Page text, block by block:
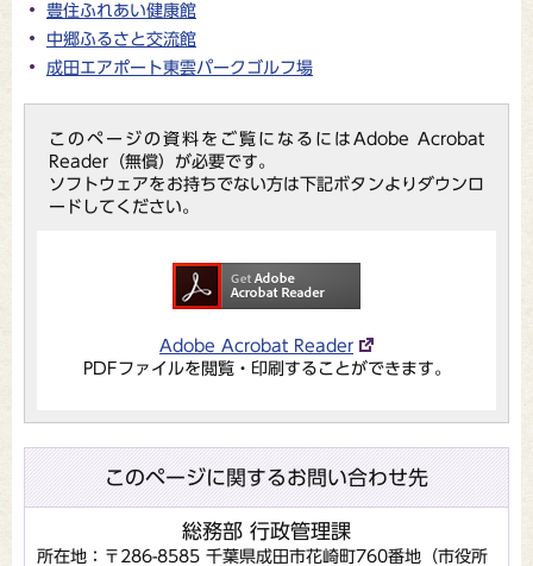
豊住ふれあい健康館
中郷ふるさと交流館
成田エアポート東雲パークゴルフ場
このページの資料をご覧になるにはAdobe Acrobat
Reader（無償）が必要です。
ソフトウェアをお持ちでない方は下記ボタンよりダウンロ
ードしてください。
Adobe Acrobat Reader
PDFファイルを閲覧・印刷することができます。
このページに関するお問い合わせ先
総務部 行政管理課
所在地：〒286-8585 千葉県成田市花崎町760番地（市役所